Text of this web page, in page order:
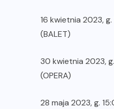
16 kwietnia 2023,
(BALET)
30 kwietnia 2023,
(OPERA)
28 maja 2023, g.